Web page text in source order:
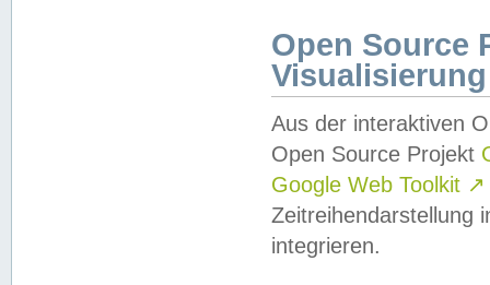
Open Source
Visualisierung
Aus der interaktiven
Open Source Projekt
Google Web Toolkit ↗
Zeitreihendarstellung
integrieren.